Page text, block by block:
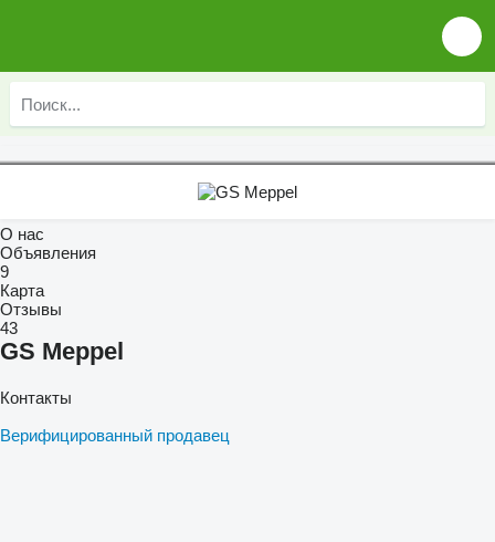
О нас
Объявления
9
Карта
Отзывы
43
GS Meppel
Контакты
Верифицированный продавец